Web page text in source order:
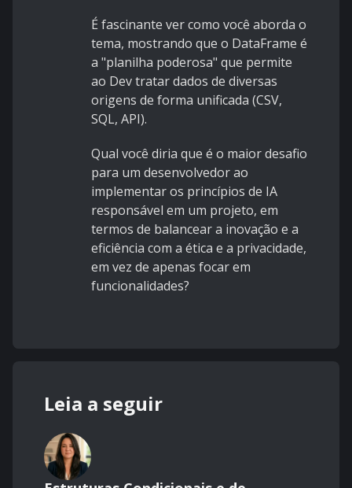
É fascinante ver como você aborda o
tema, mostrando que o DataFrame é
a "planilha poderosa" que permite
ao Dev tratar dados de diversas
origens de forma unificada (CSV,
SQL, API).
Qual você diria que é o maior desafio
para um desenvolvedor ao
implementar os princípios de IA
responsável em um projeto, em
termos de balancear a inovação e a
eficiência com a ética e a privacidade,
em vez de apenas focar em
funcionalidades?
Leia a seguir